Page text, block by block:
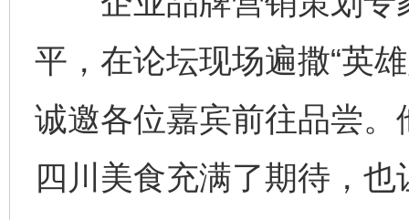
平，在论坛现场遍撒“英
诚邀各位嘉宾前往品尝
四川美食充满了期待，也